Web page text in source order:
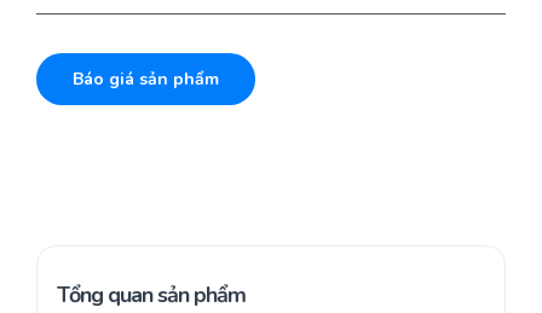
Báo giá sản phẩm
Tổng quan sản phẩm